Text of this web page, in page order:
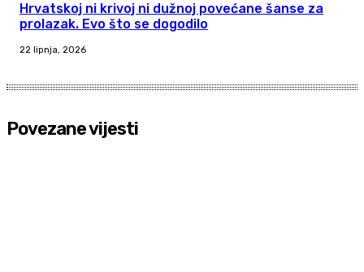
Hrvatskoj ni krivoj ni dužnoj povećane šanse za
prolazak. Evo što se dogodilo
22 lipnja, 2026
Povezane vijesti